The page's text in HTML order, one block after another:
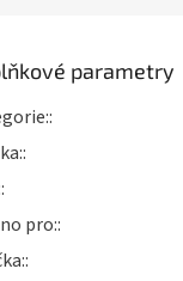
parametry
:
:
pro:
: